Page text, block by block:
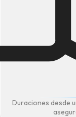
Duraciones desde